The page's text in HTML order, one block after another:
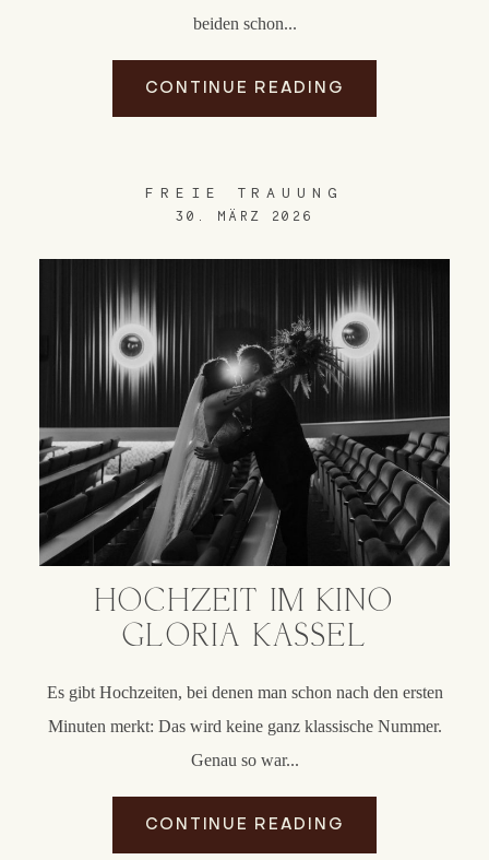
beiden schon...
CONTINUE READING
FREIE TRAUUNG
30. MÄRZ 2026
HOCHZEIT IM KINO
GLORIA KASSEL
Es gibt Hochzeiten, bei denen man schon nach den ersten
Minuten merkt: Das wird keine ganz klassische Nummer.
Genau so war...
CONTINUE READING